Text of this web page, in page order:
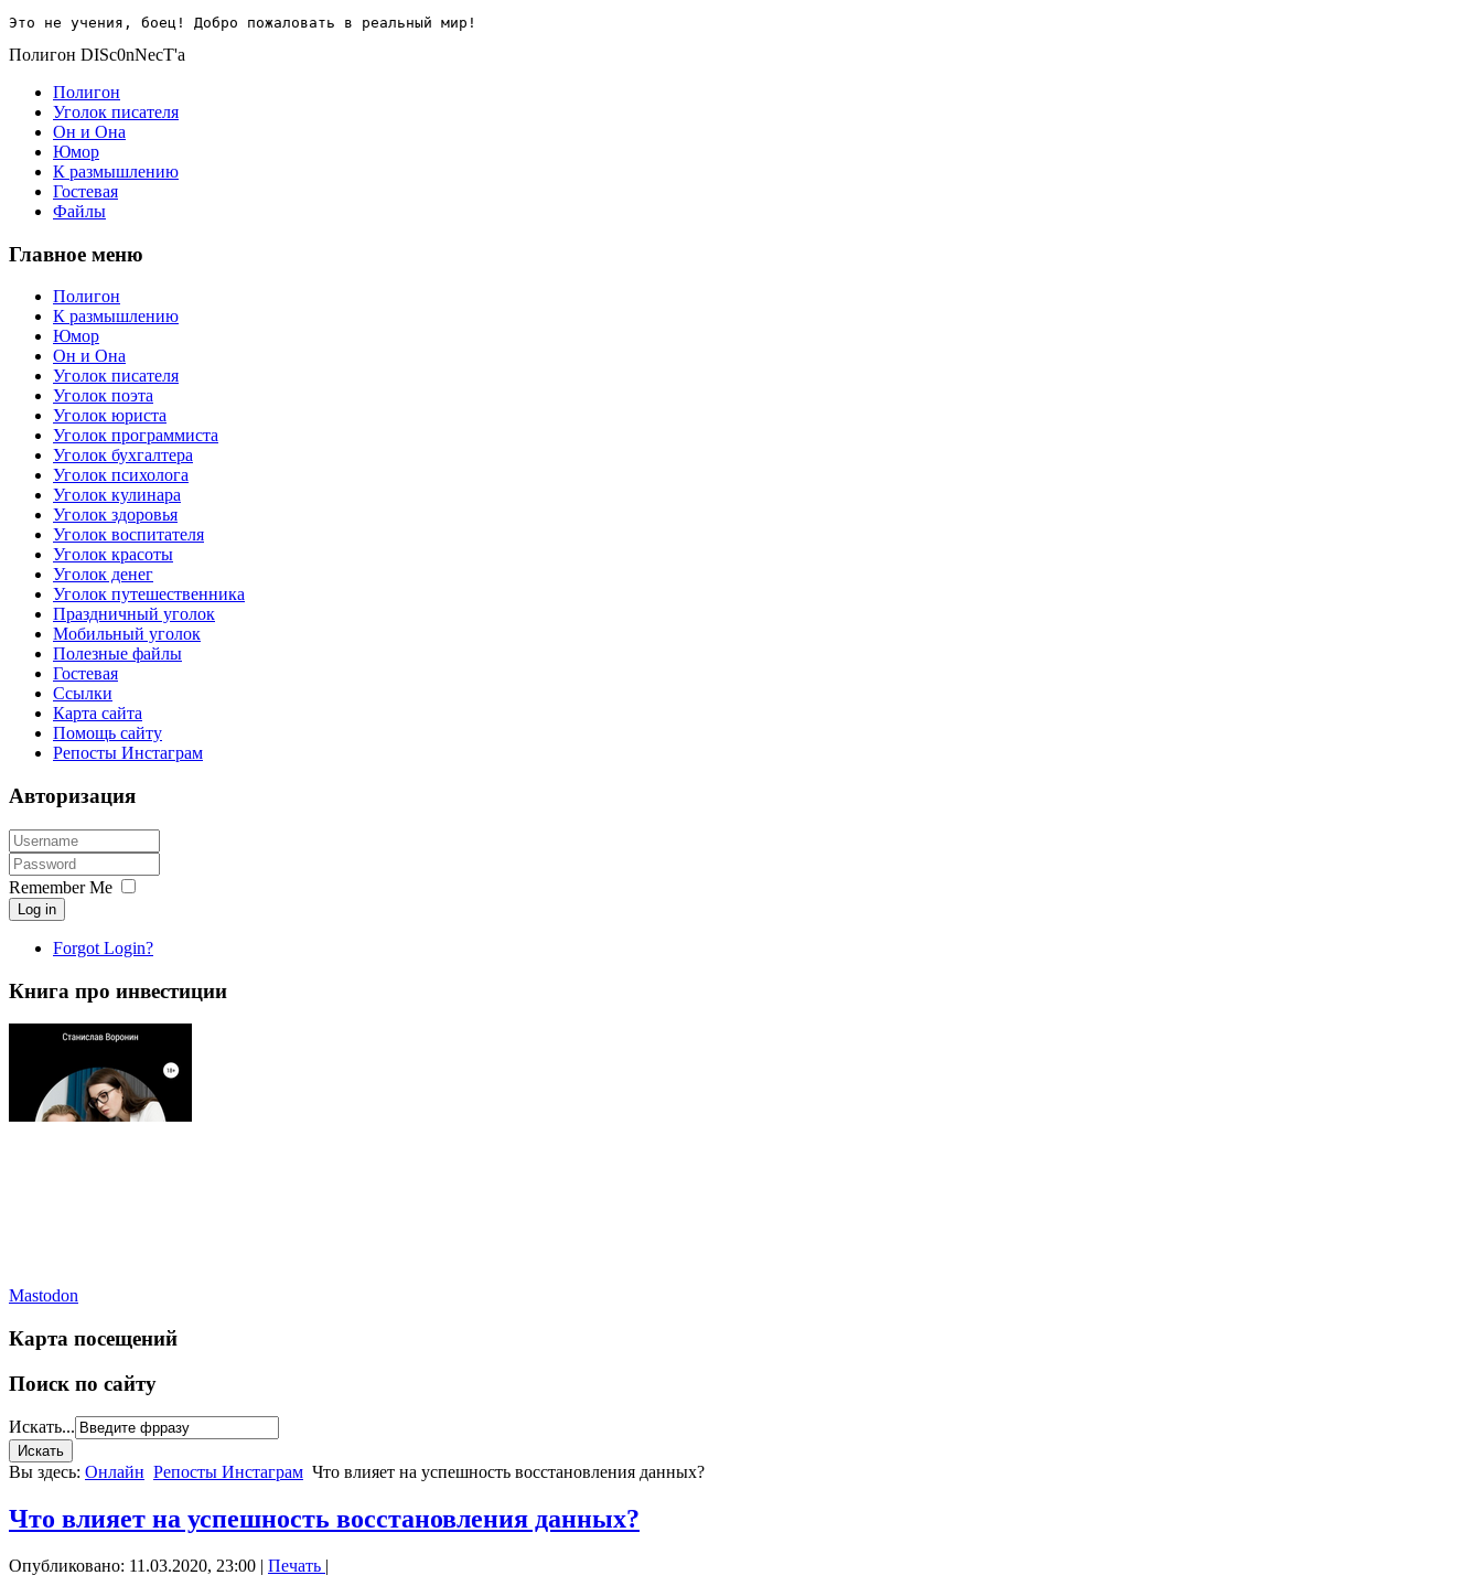
Это не учения, боец! Добро пожаловать в реальный мир!
Полигон DISc0nNecT'a
Полигон
Уголок писателя
Он и Она
Юмор
К размышлению
Гостевая
Файлы
Главное меню
Полигон
К размышлению
Юмор
Он и Она
Уголок писателя
Уголок поэта
Уголок юриста
Уголок программиста
Уголок бухгалтера
Уголок психолога
Уголок кулинара
Уголок здоровья
Уголок воспитателя
Уголок красоты
Уголок денег
Уголок путешественника
Праздничный уголок
Мобильный уголок
Полезные файлы
Гостевая
Ссылки
Карта сайта
Помощь сайту
Репосты Инстаграм
Авторизация
Remember Me
Log in
Forgot Login?
Книга про инвестиции
Mastodon
Карта посещений
Поиск по сайту
Искать...
Вы здесь: Онлайн Репосты Инстаграм Что влияет на успешность восстановления данных?
Что влияет на успешность восстановления данных?
Опубликовано: 11.03.2020, 23:00 | Печать |